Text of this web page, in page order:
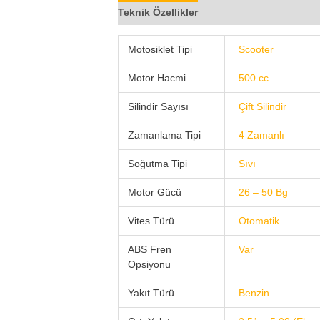
Teknik Özellikler
Motosiklet Tipi Scooter
Motor Hacmi 500 cc
Silindir Sayısı Çift Silindir
Zamanlama Tipi 4 Zamanlı
Soğutma Tipi Sıvı
Motor Gücü 26 – 50 Bg
Vites Türü Otomatik
ABS Fren
Opsiyonu
Var
Yakıt Türü Benzin